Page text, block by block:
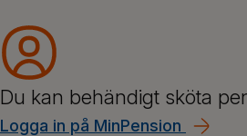
Du kan behändigt sköta
Logga in på MinPension